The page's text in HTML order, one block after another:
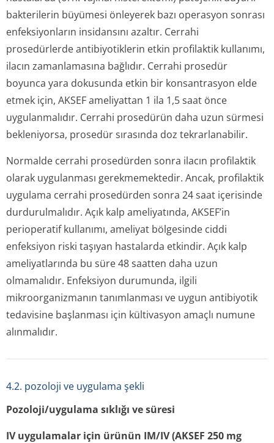
bakterilerin büyümesi önleyerek bazı operasyon sonrası
enfeksiyonların insidansını azaltır. Cerrahi
prosedürlerde antibiyotiklerin etkin profilaktik kullanımı,
ilacın zamanlamasına bağlıdır. Cerrahi prosedür
boyunca yara dokusunda etkin bir konsantrasyon elde
etmek için, AKSEF ameliyattan 1 ila 1,5 saat önce
uygulanmalıdır. Cerrahi prosedürün daha uzun sürmesi
bekleniyorsa, prosedür sırasında doz tekrarlanabilir.
Normalde cerrahi prosedürden sonra ilacın profilaktik
olarak uygulanması gerekmemektedir. Ancak, profilaktik
uygulama cerrahi prosedürden sonra 24 saat içerisinde
durdurulmalıdır. Açık kalp ameliyatında, AKSEF’in
perioperatif kullanımı, ameliyat bölgesinde ciddi
enfeksiyon riski taşıyan hastalarda etkindir. Açık kalp
ameliyatlarında bu süre 48 saatten daha uzun
olmamalıdır. Enfeksiyon durumunda, ilgili
mikroorganizmanın tanımlanması ve uygun antibiyotik
tedavisine başlanması için kültivasyon amaçlı numune
alınmalıdır.
4.2. pozoloji ve uygulama şekli
Pozoloji/uygulama sıklığı ve süresi
IV uygulamalar için ürünün IM/IV (AKSEF 250 mg